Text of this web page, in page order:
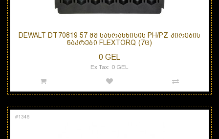
DEWALT DT70819 57 ᲛᲛ ᲡᲐᲮᲠᲐᲮᲜᲘᲡᲘᲡ PH/PZ ᲞᲘᲠᲔᲑᲘᲡ
ᲜᲐᲙᲠᲔᲑᲘ FLEXTORQ (7Ც)
0 GEL
Ex Tax: 0 GEL
#1346